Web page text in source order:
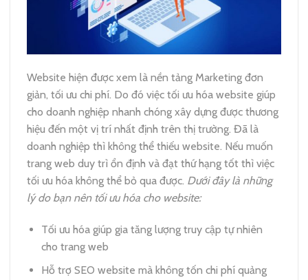
Website hiện được xem là nền tảng Marketing đơn
giản, tối ưu chi phí. Do đó việc tối ưu hóa website giúp
cho doanh nghiệp nhanh chóng xây dựng được thương
hiệu đến một vị trí nhất định trên thị trường. Đã là
doanh nghiệp thì không thể thiếu website. Nếu muốn
trang web duy trì ổn định và đạt thứ hạng tốt thì việc
tối ưu hóa không thể bỏ qua được. Dưới đây là những
lý do bạn nên tối ưu hóa cho website:
Tối ưu hóa giúp gia tăng lượng truy cập tự nhiên
cho trang web
Hỗ trợ SEO website mà không tốn chi phí quảng